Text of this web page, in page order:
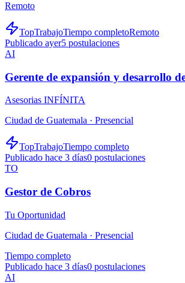
Remoto
TopTrabajoTiempo completoRemoto
Publicado ayer5 postulaciones
AI
Gerente de expansión y desarrollo
Asesorias INFÍNITA
Ciudad de Guatemala · Presencial
TopTrabajoTiempo completo
Publicado hace 3 días0 postulaciones
TO
Gestor de Cobros
Tu Oportunidad
Ciudad de Guatemala · Presencial
Tiempo completo
Publicado hace 3 días0 postulaciones
AI